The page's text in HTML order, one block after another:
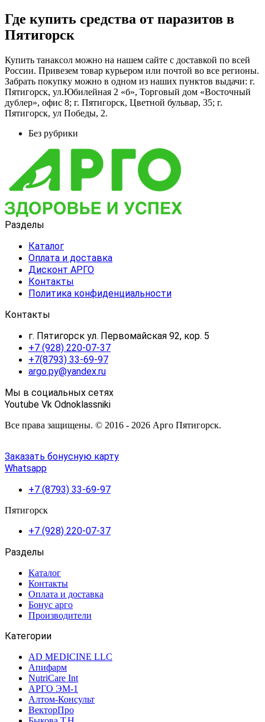
Где купить средства от паразитов в
Пятигорск
Купить танаксол можно на нашем сайте с доставкой по всей
России. Привезем товар курьером или почтой во все регионы.
Забрать покупку можно в одном из наших пунктов выдачи: г.
Пятигорск, ул.Юбилейная 2 «б», Торговый дом «Восточный
дублер», офис 8; г. Пятигорск, Цветной бульвар, 35; г.
Пятигорск, ул Победы, 2.
Без рубрики
Разделы
Каталог
Оплата и доставка
Дисконт АРГО
Контакты
Политика конфиденциальности
Контакты
г. Пятигорск ул. Первомайская 92, кор. 5
+7 (928) 220-07-37
+7(8793) 33-69-97
argo.py@yandex.ru
Мы в социальных сетях
Youtube Vk Odnoklassniki
Все права защищены. © 2016 - 2026 Арго Пятигорск.
Заказать бонусную карту
Whatsapp
+7 (8793) 33-69-97
Пятигорск
+7 (928) 220-07-37
Разделы
Каталог
Контакты
Оплата и доставка
Бонус арго
Производители
Категории
AD MEDICINE LLC
Апифарм
NutriCare Int
АРГО ЭМ-1
Алтом-Консульт
ВекторПро